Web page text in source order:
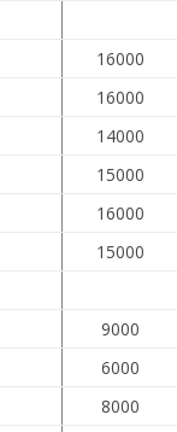
16000
16000
14000
15000
16000
15000
9000
6000
8000